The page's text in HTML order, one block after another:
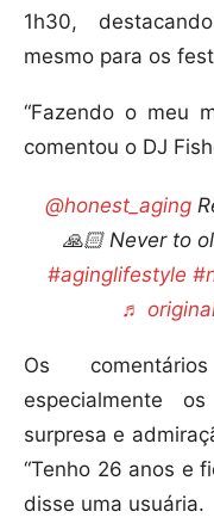
1h30,
mesmo para os
“Fazendo o meu
comentou o DJ
@honest_aging
🙏🏻 Never to
#aginglifestyle
♬
Os
especialmente
surpresa e
“Tenho 26 anos e
disse uma usuária.